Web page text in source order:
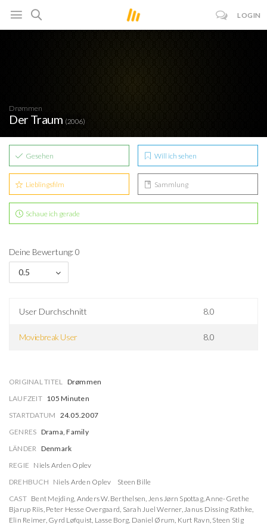
LOGIN
Drømmen
Der Traum (2006)
Gesehen Will ich sehen
Lieblingsfilm Sammlung
Schaue ich gerade
Deine Bewertung: 0
0.5
User Durchschnitt 8.0
Moviebreak User 8.0
ORIGINAL TITEL Drømmen
LAUFZEIT 105 Minuten
STARTDATUM 24.05.2007
GENRES Drama, Family
LÄNDER Denmark
REGIE Niels Arden Oplev
DREHBUCH Niels Arden Oplev
Steen Bille
CAST Bent Mejding, Anders W. Berthelsen, Jens Jørn Spottag,Anne-Grethe
Bjarup Riis, Peter Hesse Overgaard, Sarah Juel Werner,Janus Dissing Rathke,
Elin Reimer, Gyrd Løfquist, Lasse Borg, Daniel Ørum, Kurt Ravn, Steen Stig